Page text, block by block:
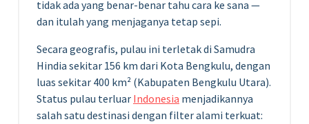
tidak ada yang benar-benar tahu cara ke sana —
dan itulah yang menjaganya tetap sepi.
Secara geografis, pulau ini terletak di Samudra
Hindia sekitar 156 km dari Kota Bengkulu, dengan
luas sekitar 400 km² (Kabupaten Bengkulu Utara).
Status pulau terluar Indonesia menjadikannya
salah satu destinasi dengan filter alami terkuat: